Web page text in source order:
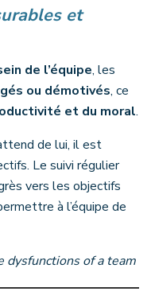
et
de l’équipe, les
ou démotivés, ce
et du moral.
de lui, il est
Le suivi régulier
vers les objectifs
à l’équipe de
dysfunctions of a team